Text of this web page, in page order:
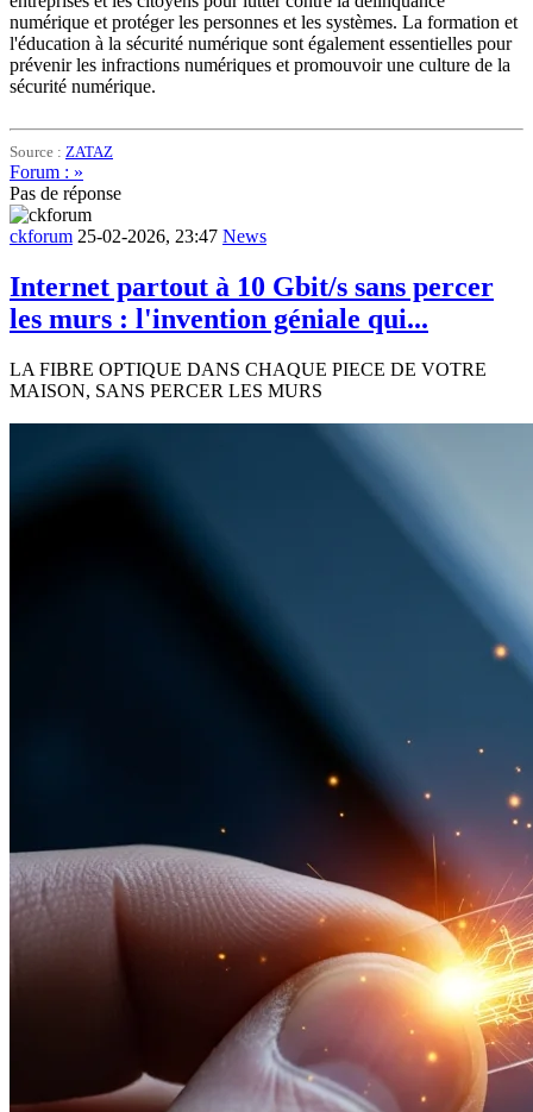
numérique et protéger les personnes et les systèmes. La formation et
l'éducation à la sécurité numérique sont également essentielles pour
prévenir les infractions numériques et promouvoir une culture de la
sécurité numérique.
Source : ZATAZ
Forum : »
Pas de réponse
ckforum 25-02-2026, 23:47 News
Internet partout à 10 Gbit/s sans percer
les murs : l'invention géniale qui...
LA FIBRE OPTIQUE DANS CHAQUE PIECE DE VOTRE
MAISON, SANS PERCER LES MURS